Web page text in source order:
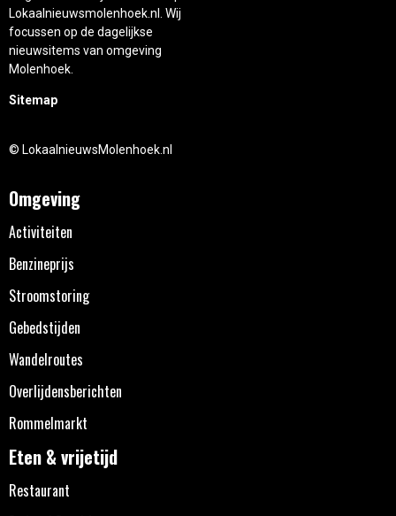
Lokaalnieuwsmolenhoek.nl. Wij
focussen op de dagelijkse
nieuwsitems van omgeving
Molenhoek.
Sitemap
© LokaalnieuwsMolenhoek.nl
Omgeving
Activiteiten
Benzineprijs
Stroomstoring
Gebedstijden
Wandelroutes
Overlijdensberichten
Rommelmarkt
Eten & vrijetijd
Restaurant